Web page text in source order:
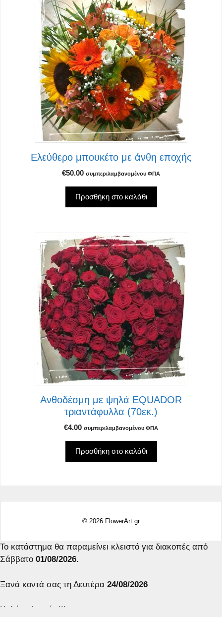
Ελεύθερο μπουκέτο με άνθη εποχής
€50.00 συμπεριλαμβανομένου ΦΠΑ
Προσθήκη στο καλάθι
Ανθοδέσμη με ψηλά EQUADOR
τριαντάφυλλα (70εκ.)
€4.00 συμπεριλαμβανομένου ΦΠΑ
Προσθήκη στο καλάθι
© 2026 FlowerArt.gr
range:
συμπεριλαμβανομένου
Το κατάστημα θα παραμείνει κλειστό για διακοπές από
Σάββατο 01/08/2026.
Ξανά κοντά σας τη Δευτέρα 24/08/2026
Καλό καλοκαίρι!!!